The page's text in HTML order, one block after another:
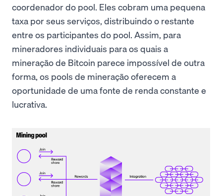
coordenador do pool. Eles cobram uma pequena
taxa por seus serviços, distribuindo o restante
entre os participantes do pool. Assim, para
mineradores individuais para os quais a
mineração de Bitcoin parece impossível de outra
forma, os pools de mineração oferecem a
oportunidade de uma fonte de renda constante e
lucrativa.